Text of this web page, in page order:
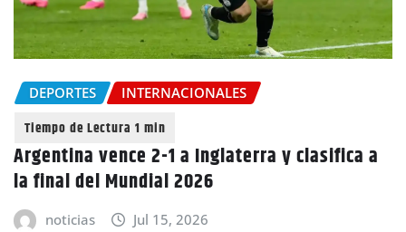
DEPORTES INTERNACIONALES
Argentina vence 2-1 a Inglaterra y clasifica a
la final del Mundial 2026
noticias Jul 15, 2026